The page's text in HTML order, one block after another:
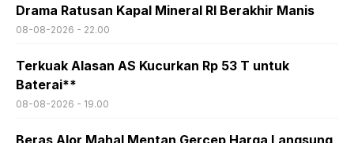
Drama Ratusan Kapal Mineral RI Berakhir Manis
08-08-2026 - 22.00
Terkuak Alasan AS Kucurkan Rp 53 T untuk
Baterai**
08-08-2026 - 19.00